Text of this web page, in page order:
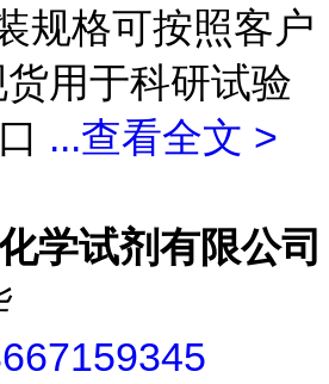
规格可按照客户
用于科研试验
...查看全文 >
学试剂有限公司